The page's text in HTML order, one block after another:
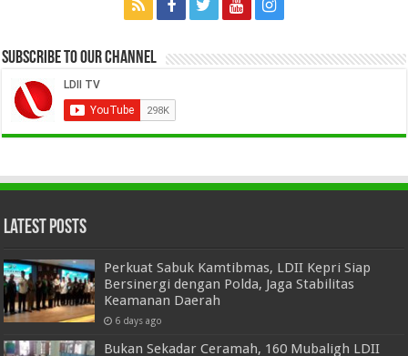
Subscribe to our Channel
Latest Posts
Perkuat Sabuk Kamtibmas, LDII Kepri Siap
Bersinergi dengan Polda, Jaga Stabilitas
Keamanan Daerah
6 days ago
Bukan Sekadar Ceramah, 160 Mubaligh LDII